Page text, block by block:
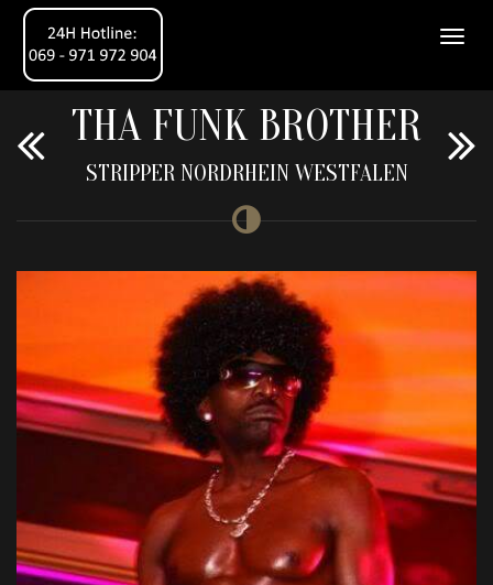
THA FUNK BROTHER
STRIPPER NORDRHEIN WESTFALEN